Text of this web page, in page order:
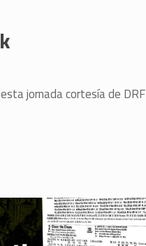
jornada cortesía de DRF